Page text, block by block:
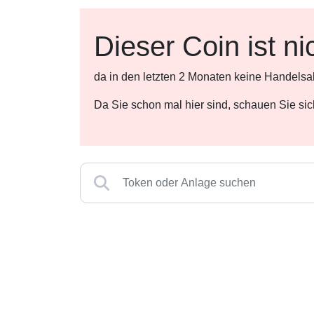
Dieser Coin ist
da in den letzten 2 Monaten keine
Da Sie schon mal hier sind, schauen Sie